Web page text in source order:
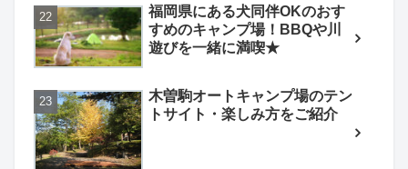
福岡県にある犬同伴OKのおす
すめのキャンプ場！BBQや川
遊びを一緒に満喫★
木曽駒オートキャンプ場のテン
トサイト・楽しみ方をご紹介